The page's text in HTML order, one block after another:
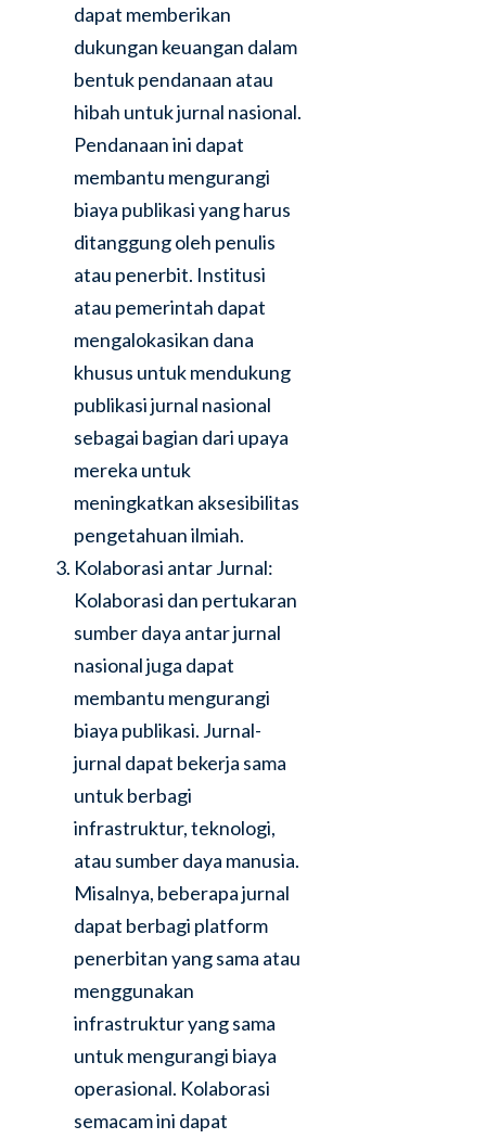
dapat memberikan
dukungan keuangan dalam
bentuk pendanaan atau
hibah untuk jurnal nasional.
Pendanaan ini dapat
membantu mengurangi
biaya publikasi yang harus
ditanggung oleh penulis
atau penerbit. Institusi
atau pemerintah dapat
mengalokasikan dana
khusus untuk mendukung
publikasi jurnal nasional
sebagai bagian dari upaya
mereka untuk
meningkatkan aksesibilitas
pengetahuan ilmiah.
Kolaborasi antar Jurnal:
Kolaborasi dan pertukaran
sumber daya antar jurnal
nasional juga dapat
membantu mengurangi
biaya publikasi. Jurnal-
jurnal dapat bekerja sama
untuk berbagi
infrastruktur, teknologi,
atau sumber daya manusia.
Misalnya, beberapa jurnal
dapat berbagi platform
penerbitan yang sama atau
menggunakan
infrastruktur yang sama
untuk mengurangi biaya
operasional. Kolaborasi
semacam ini dapat